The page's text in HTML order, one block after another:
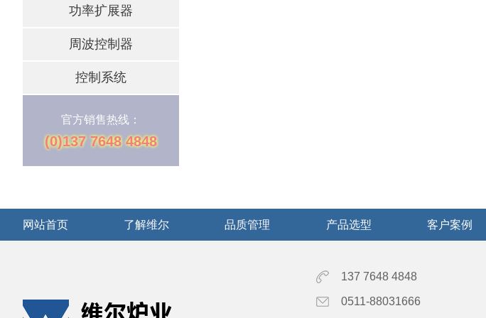
功率扩展器
周波控制器
控制系统
官方销售热线：
(0)137 7648 4848
网站首页 了解维尔 品质管理 产品选型 客户案例
137 7648 4848
0511-88031666